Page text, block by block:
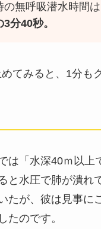
の無呼吸潜水時間は
分40秒。
めてみると、1分も
は「水深40ｍ以上
と水圧で肺が潰れ
たが、彼は見事に
たのです。